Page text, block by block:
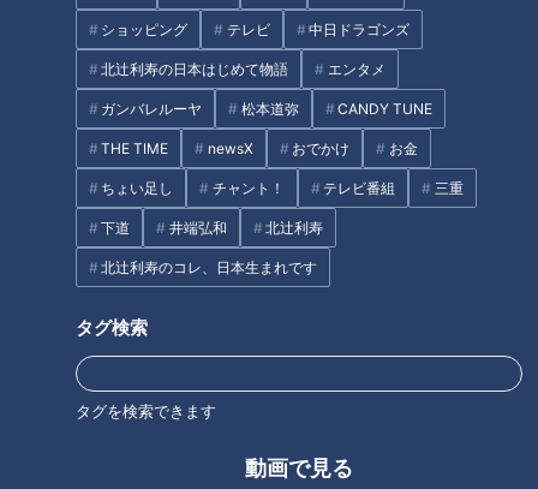
ショッピング テレビ 中日ドラゴンズ
北辻利寿の日本はじめて物語 エンタメ
ガンバレルーヤ 松本道弥 CANDY TUNE
THE TIME newsX おでかけ お金
ちょい足し チャント！ テレビ番組 三重
下道 井端弘和 北辻利寿
北辻利寿のコレ、日本生まれです
タグ検索
タグを検索できます
動画で見る
CBCテレビ『花咲かタイムズ』うなずキング
中でもダントツの人気を誇るのは、かわいすぎるとSNSで話題
の『豪華海鮮丼』(2,500円)。岐阜県産ハツシモのシャリの上
には、三河産のヒラメ、伊勢まぐろの中トロ、いくら、ズワイ
ガニ、穴子、海老などのネタが21種類ものっていてボリューム
ゴマアザラシのかわいらしいシャリです。
住所：名古屋市南区弥生町165